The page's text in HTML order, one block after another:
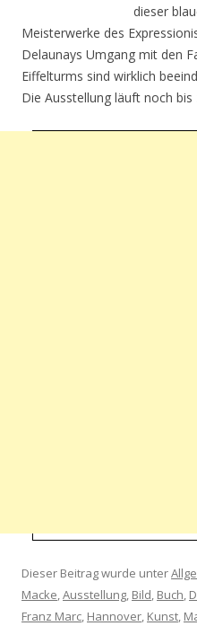
dieser
Meisterwerke des
Delaunays Umgang mit den
Eiffelturms sind wirklich
Die Ausstellung läuft noch bis
Dieser Beitrag wurde unter
Macke,Ausstellung, Bild, Buch,
Franz Marc, Hannover, Kunst,